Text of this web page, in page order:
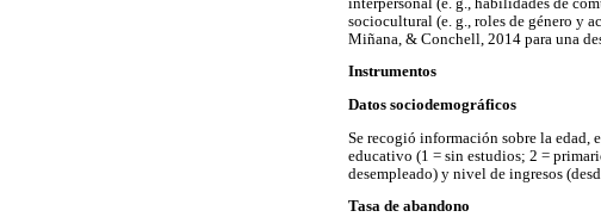
interpersonal (e. g., habilidades de
sociocultural (e. g., roles de género y
Miñana, & Conchell, 2014 para una
Instrumentos
Datos sociodemográficos
Se recogió información sobre la edad,
educativo (1 = sin estudios; 2 =
desempleado) y nivel de ingresos
Tasa de abandono